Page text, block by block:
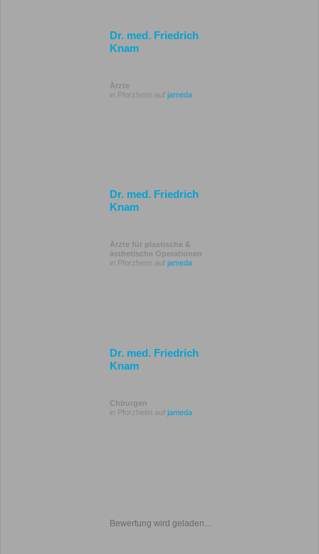
Dr. med. Friedrich
Knam
Ärzte
in Pforzheim auf jameda
Dr. med. Friedrich
Knam
Ärzte für plastische &
ästhetische Operationen
in Pforzheim auf jameda
Dr. med. Friedrich
Knam
Chirurgen
in Pforzheim auf jameda
Bewertung wird geladen...